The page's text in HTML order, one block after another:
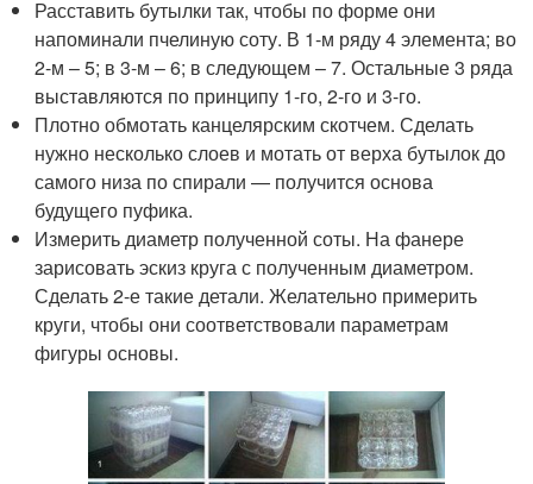
Расставить бутылки так, чтобы по форме они
напоминали пчелиную соту. В 1-м ряду 4 элемента; во
2-м – 5; в 3-м – 6; в следующем – 7. Остальные 3 ряда
выставляются по принципу 1-го, 2-го и 3-го.
Плотно обмотать канцелярским скотчем. Сделать
нужно несколько слоев и мотать от верха бутылок до
самого низа по спирали — получится основа
будущего пуфика.
Измерить диаметр полученной соты. На фанере
зарисовать эскиз круга с полученным диаметром.
Сделать 2-е такие детали. Желательно примерить
круги, чтобы они соответствовали параметрам
фигуры основы.